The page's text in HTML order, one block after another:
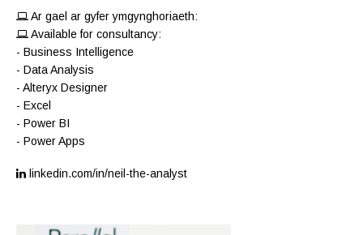
Ar gael ar gyfer ymgynghoriaeth:
Available for consultancy:
- Business Intelligence
- Data Analysis
- Alteryx Designer
- Excel
- Power BI
- Power Apps
linkedin.com/in/neil-the-analyst